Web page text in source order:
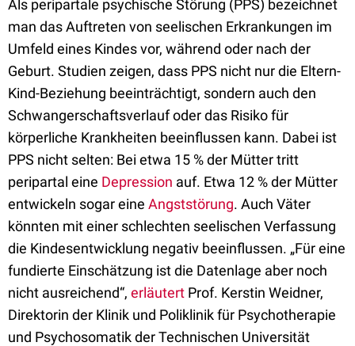
Als peripartale psychische Störung (PPS) bezeichnet
man das Auftreten von seelischen Erkrankungen im
Umfeld eines Kindes vor, während oder nach der
Geburt. Studien zeigen, dass PPS nicht nur die Eltern-
Kind-Beziehung beeinträchtigt, sondern auch den
Schwangerschaftsverlauf oder das Risiko für
körperliche Krankheiten beeinflussen kann. Dabei ist
PPS nicht selten: Bei etwa 15 % der Mütter tritt
peripartal eine Depression auf. Etwa 12 % der Mütter
entwickeln sogar eine Angststörung. Auch Väter
könnten mit einer schlechten seelischen Verfassung
die Kindesentwicklung negativ beeinflussen. „Für eine
fundierte Einschätzung ist die Datenlage aber noch
nicht ausreichend“, erläutert Prof. Kerstin Weidner,
Direktorin der Klinik und Poliklinik für Psychotherapie
und Psychosomatik der Technischen Universität